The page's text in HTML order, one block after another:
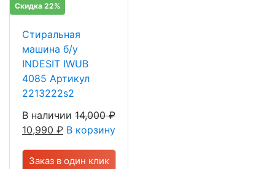
Скидка 22%
Стиральная
машина б/у
INDESIT IWUB
4085 Артикул
2213222s2
В наличии 14,000₽
10,990 ₽ В корзину
Заказ в один клик